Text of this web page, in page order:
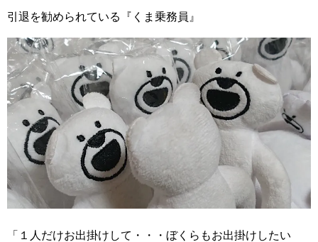
引退を勧められている『くま乗務員』
「１人だけお出掛けして・・・ぼくらもお出掛けしたい